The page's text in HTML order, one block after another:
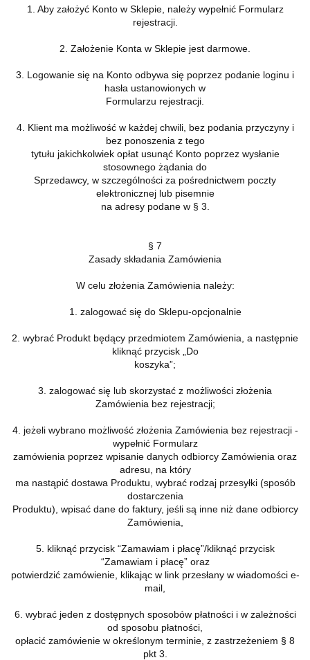
1. Aby założyć Konto w Sklepie, należy wypełnić Formularz
rejestracji.
2. Założenie Konta w Sklepie jest darmowe.
3. Logowanie się na Konto odbywa się poprzez podanie loginu i
hasła ustanowionych w
Formularzu rejestracji.
4. Klient ma możliwość w każdej chwili, bez podania przyczyny i
bez ponoszenia z tego
tytułu jakichkolwiek opłat usunąć Konto poprzez wysłanie
stosownego żądania do
Sprzedawcy, w szczególności za pośrednictwem poczty
elektronicznej lub pisemnie
na adresy podane w § 3.
§ 7
Zasady składania Zamówienia
W celu złożenia Zamówienia należy:
1. zalogować się do Sklepu-opcjonalnie
2. wybrać Produkt będący przedmiotem Zamówienia, a następnie
kliknąć przycisk „Do
koszyka”;
3. zalogować się lub skorzystać z możliwości złożenia
Zamówienia bez rejestracji;
4. jeżeli wybrano możliwość złożenia Zamówienia bez rejestracji -
wypełnić Formularz
zamówienia poprzez wpisanie danych odbiorcy Zamówienia oraz
adresu, na który
ma nastąpić dostawa Produktu, wybrać rodzaj przesyłki (sposób
dostarczenia
Produktu), wpisać dane do faktury, jeśli są inne niż dane odbiorcy
Zamówienia,
5. kliknąć przycisk “Zamawiam i płacę”/kliknąć przycisk
“Zamawiam i płacę” oraz
potwierdzić zamówienie, klikając w link przesłany w wiadomości e-
mail,
6. wybrać jeden z dostępnych sposobów płatności i w zależności
od sposobu płatności,
opłacić zamówienie w określonym terminie, z zastrzeżeniem § 8
pkt 3.